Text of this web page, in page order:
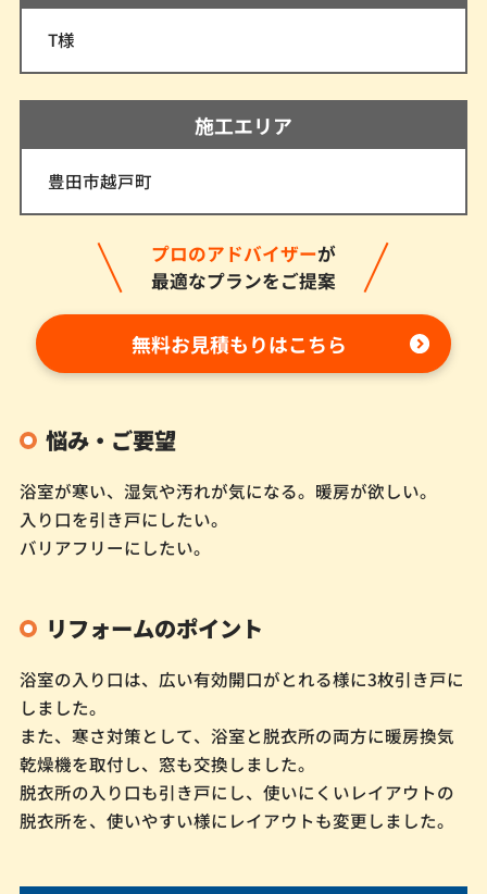
T様
施工エリア
豊田市越戸町
プロのアドバイザーが
最適なプランをご提案
無料お見積もりはこちら
悩み・ご要望
浴室が寒い、湿気や汚れが気になる。暖房が欲しい。
入り口を引き戸にしたい。
バリアフリーにしたい。
リフォームのポイント
浴室の入り口は、広い有効開口がとれる様に3枚引き戸に
しました。
また、寒さ対策として、浴室と脱衣所の両方に暖房換気
乾燥機を取付し、窓も交換しました。
脱衣所の入り口も引き戸にし、使いにくいレイアウトの
脱衣所を、使いやすい様にレイアウトも変更しました。